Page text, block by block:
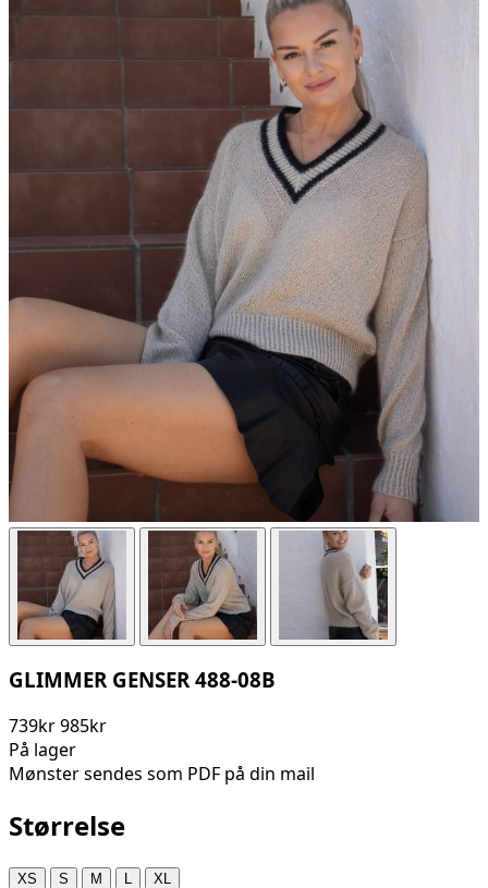
GLIMMER GENSER 488-08B
739kr985kr
På lager
Mønster sendes som PDF på din mail
Størrelse
XS S M XL